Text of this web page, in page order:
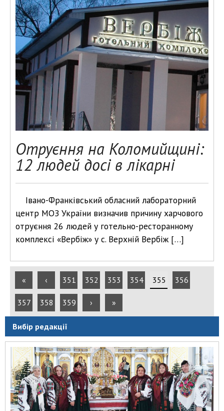
Отруєння на Коломийщині:
12 людей досі в лікарні
Івано-Франківський обласний лабораторний
центр МОЗ України визначив причину харчового
отруєння 26 людей у готельно-ресторанному
комплексі «Вербіж» у с. Верхній Вербіж […]
« ‹ 351 352 353 354 355 356
357 358 359 › »
Вибір редакції